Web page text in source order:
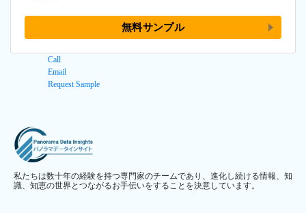
無料サンプル
Call
Email
Request Sample
私たちは数十年の経験を持つ専門家のチームであり、進化し続ける情報、知
識、知恵の世界とつながるお手伝いをすることを決意しています。